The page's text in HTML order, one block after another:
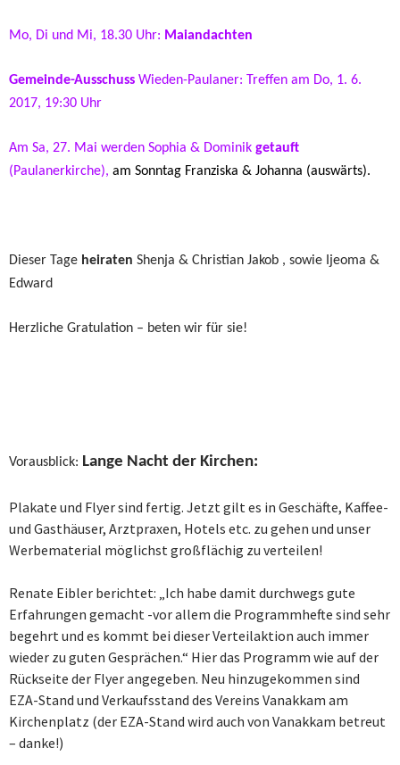
Mo, Di und Mi, 18.30 Uhr: Maiandachten
Gemeinde-Ausschuss Wieden-Paulaner: Treffen am Do, 1. 6.
2017, 19:30 Uhr
Am Sa, 27. Mai werden Sophia & Dominik getauft
(Paulanerkirche), am Sonntag Franziska & Johanna (auswärts).
Dieser Tage heiraten Shenja & Christian Jakob , sowie Ijeoma &
Edward
Herzliche Gratulation – beten wir für sie!
Vorausblick: Lange Nacht der Kirchen:
Plakate und Flyer sind fertig. Jetzt gilt es in Geschäfte, Kaffee-
und Gasthäuser, Arztpraxen, Hotels etc. zu gehen und unser
Werbematerial möglichst großflächig zu verteilen!
Renate Eibler berichtet: „Ich habe damit durchwegs gute
Erfahrungen gemacht -vor allem die Programmhefte sind sehr
begehrt und es kommt bei dieser Verteilaktion auch immer
wieder zu guten Gesprächen.“ Hier das Programm wie auf der
Rückseite der Flyer angegeben. Neu hinzugekommen sind
EZA-Stand und Verkaufsstand des Vereins Vanakkam am
Kirchenplatz (der EZA-Stand wird auch von Vanakkam betreut
– danke!)